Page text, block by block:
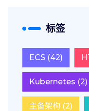
标签
ECS (42)
Kubernetes (2)
主备架构 (2)